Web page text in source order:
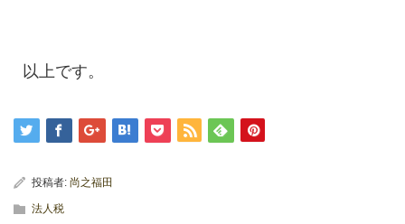
以上です。
投稿者: 尚之福田
法人税